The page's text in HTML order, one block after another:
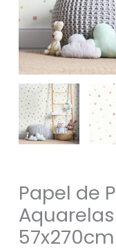
Papel de
57x270cm